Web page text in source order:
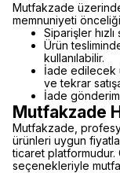
Mutfakzade
memnuniyeti
Siparişler
Ürün
kullanılabilir.
İade edilecek
ve tekrar
İade
Mutfakzade
Mutfakzade,
ürünleri uygun
ticaret platformudur.
seçenekleriyle